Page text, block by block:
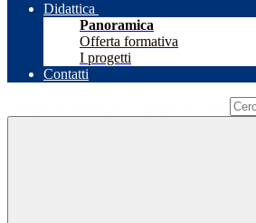
Didattica
Panoramica
Offerta formativa
I progetti
Contatti